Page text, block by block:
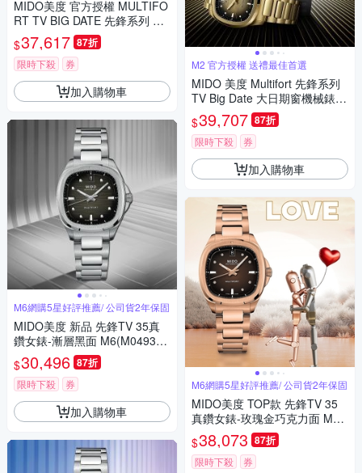
MIDO美度 官方授權 MULTIFO
RT TV BIG DATE 先鋒系列 TV
大日期窗 機械腕錶 父親節 禮物
推薦 40mm/M0495263302100
$37,617 87折
限時下殺 券
加入購物車
M6網購5星好評推薦/ 公司貨2年保固
MIDO美度 新品 先鋒TV 35真
鑽女錶-漸層黑面 M6(M049307
1108100)
$30,496 87折
限時下殺 券
加入購物車
M2 官方授權 送禮最佳首選
MIDO 美度 Multifort 先鋒系列
TV Big Date 大日期窗機械錶套
組-40mm金色 M04952633021
00
$39,707 87折
限時下殺 券
加入購物車
M6網購5星好評推薦/ 公司貨2年保固
MIDO美度 TOP款 先鋒TV 35
真鑽女錶-玫瑰金巧克力面 M6
(M0493073329600)
$38,073 87折
限時下殺 券